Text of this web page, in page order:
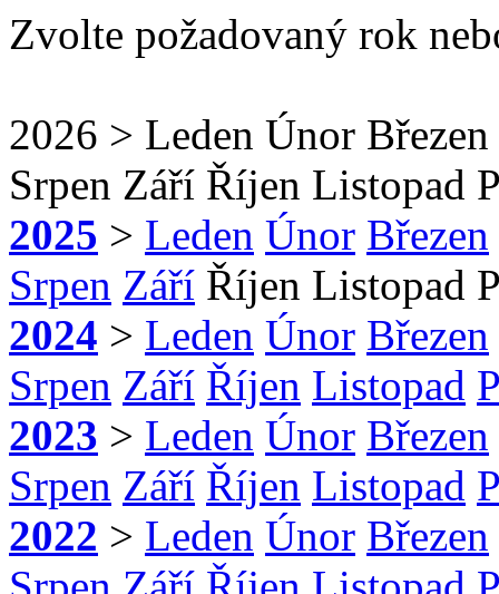
Zvolte požadovaný rok
2026 > Leden Únor Březen
Srpen Září Říjen Listopad
2025 > Leden Únor Březen
Srpen Září Říjen Listopad
2024 > Leden Únor Březen
Srpen Září Říjen Listopad
2023 > Leden Únor Březen
Srpen Září Říjen Listopad
2022 > Leden Únor Březen